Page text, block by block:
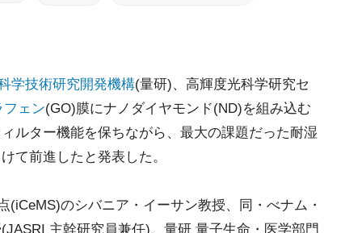
学技術研究開発機構(量研)、高輝度光科学研究セ
フェン(GO)膜にナノダイヤモンド(ND)を組み込む
ルター機能を保ちながら、最大の課題だった耐湿
て前進したと発表した。
のシバニア・イーサン教授、同・べナム・
主幹研究員兼任)、量研 量子生命・医学部門